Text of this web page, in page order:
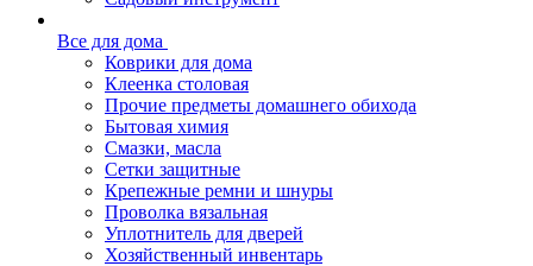
Все для дома
Коврики для дома
Клеенка столовая
Прочие предметы домашнего обихода
Бытовая химия
Смазки, масла
Сетки защитные
Крепежные ремни и шнуры
Проволка вязальная
Уплотнитель для дверей
Хозяйственный инвентарь